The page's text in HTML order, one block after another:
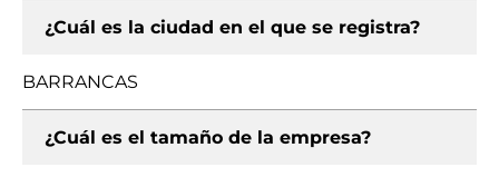
¿Cuál es la ciudad en el que se registra?
BARRANCAS
¿Cuál es el tamaño de la empresa?